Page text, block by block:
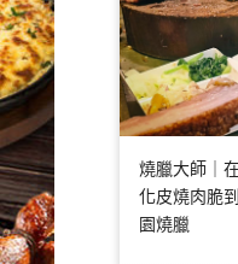
燒臘大師｜
化皮燒肉脆
園燒臘